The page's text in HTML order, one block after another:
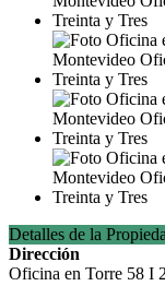
Detalles de la
Dirección
Oficina en Torre 58 I